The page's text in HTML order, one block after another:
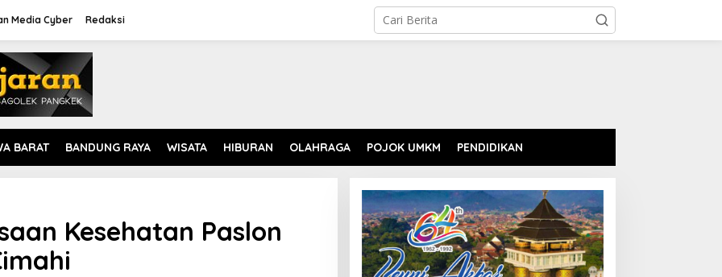
Media Cyber Redaksi
BARAT BANDUNG RAYA WISATA HIBURAN OLAHRAGA POJOK UMKM PENDIDIKAN
Kesehatan Paslon